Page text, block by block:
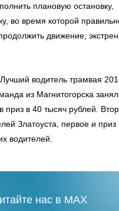
плановую остановку,
во время которой
движение,
водитель трамвая
из Магнитогорска
приз в 40 тысяч рублей.
Златоуста, первое и приз
водителей.
нас в MAX